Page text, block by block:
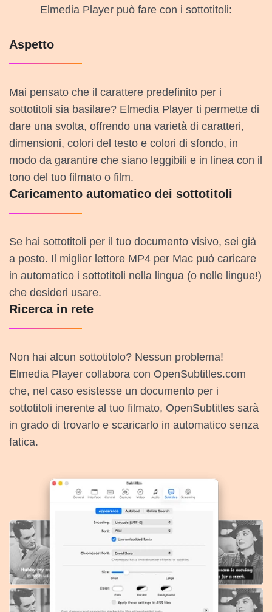
Elmedia Player può fare con i sottotitoli:
Aspetto
Mai pensato che il carattere predefinito per i
sottotitoli sia basilare? Elmedia Player ti permette di
dare una svolta, offrendo una varietà di caratteri,
dimensioni, colori del testo e colori di sfondo, in
modo da garantire che siano leggibili e in linea con il
tono del tuo filmato o film.
Caricamento automatico dei sottotitoli
Se hai sottotitoli per il tuo documento visivo, sei già
a posto. Il miglior lettore MP4 per Mac può caricare
in automatico i sottotitoli nella lingua (o nelle lingue!)
che desideri usare.
Ricerca in rete
Non hai alcun sottotitolo? Nessun problema!
Elmedia Player collabora con OpenSubtitles.com
che, nel caso esistesse un documento per i
sottotitoli inerente al tuo filmato, OpenSubtitles sarà
in grado di trovarlo e scaricarlo in automatico senza
fatica.